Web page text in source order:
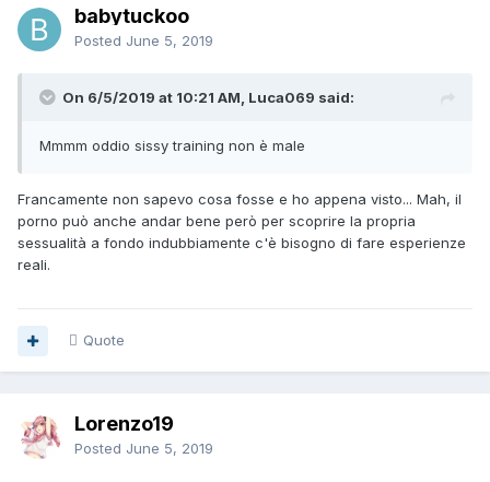
babytuckoo
Posted June 5, 2019
On 6/5/2019 at 10:21 AM, Luca069 said:
Mmmm oddio sissy training non è male
Francamente non sapevo cosa fosse e ho appena visto... Mah, il
porno può anche andar bene però per scoprire la propria
sessualità a fondo indubbiamente c'è bisogno di fare esperienze
reali.
Quote
Lorenzo19
Posted June 5, 2019